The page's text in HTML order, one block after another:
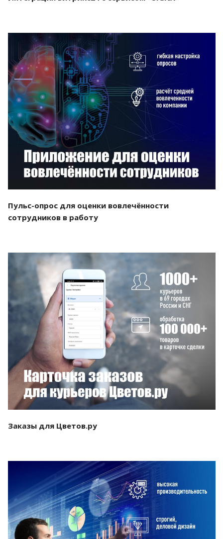
Смотреть проект
Пульс-опрос для оценки вовлечённости
сотрудников в работу
Смотреть проект
Заказы для Цветов.ру